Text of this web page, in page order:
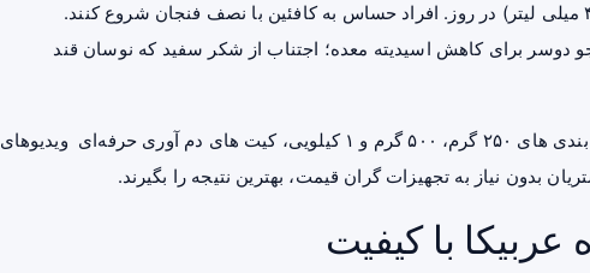
جو دوسر برای کاهش اسیدیته معده؛ اجتناب از شکر سفید که نوسان قند
عنوان علاوه بر عرضه قهوه عربیکا در بسته‌ بندی‌ های ۲۵۰ گرم، ۵۰۰ گرم و ۱ کیلویی، کیت‌ های دم‌ آوری حرفه‌ای ویدیوهای
بدون نیاز به تجهیزات گران‌ قیمت، بهترین نتیجه را بگیرند.
عربیکا با کیفیت